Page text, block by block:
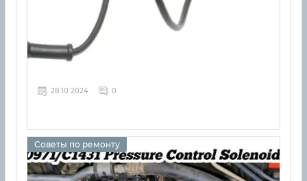
28 10 2024 0
Советы по ремонту